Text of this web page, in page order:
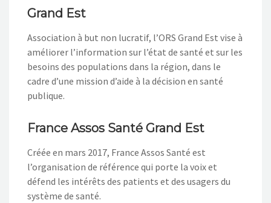
Grand Est
Association à but non lucratif, l’ORS Grand Est vise à
améliorer l’information sur l’état de santé et sur les
besoins des populations dans la région, dans le
cadre d’une mission d’aide à la décision en santé
publique.
France Assos Santé Grand Est
Créée en mars 2017, France Assos Santé est
l’organisation de référence qui porte la voix et
défend les intérêts des patients et des usagers du
système de santé.